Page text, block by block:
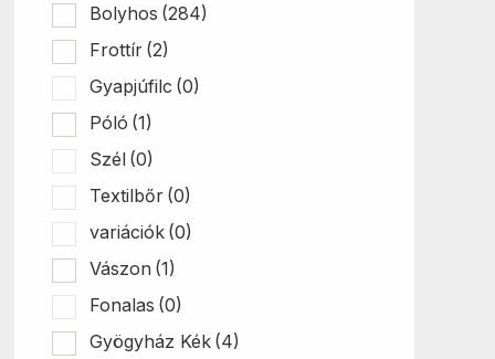
Bolyhos (284)
Frottír (2)
Gyapjúfilc (0)
Póló (1)
Szél (0)
Textilbőr (0)
variációk (0)
Vászon (1)
Fonalas (0)
Gyögyház Kék (4)